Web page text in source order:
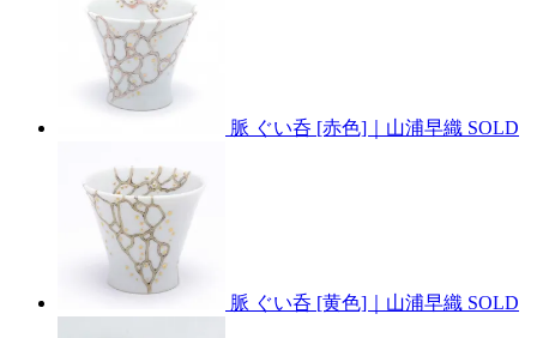
脈 ぐい呑 [赤色]｜山浦早織 SOLD
脈 ぐい呑 [黄色]｜山浦早織 SOLD